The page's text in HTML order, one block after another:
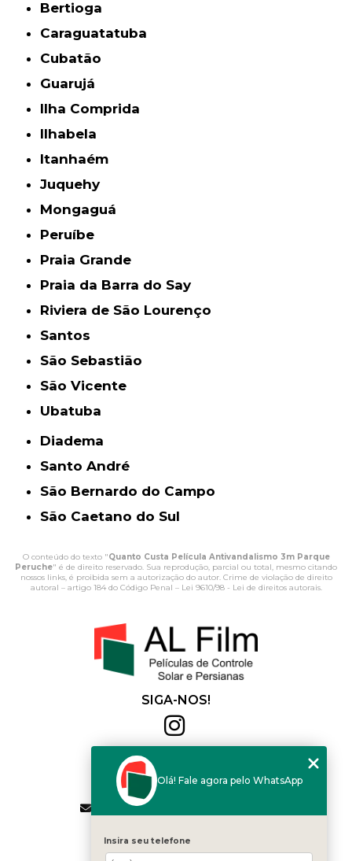
Bertioga
Caraguatatuba
Cubatão
Guarujá
Ilha Comprida
Ilhabela
Itanhaém
Juquehy
Mongaguá
Peruíbe
Praia Grande
Praia da Barra do Say
Riviera de São Lourenço
Santos
São Sebastião
São Vicente
Ubatuba
Diadema
Santo André
São Bernardo do Campo
São Caetano do Sul
O conteúdo do texto "Quanto Custa Película Antivandalismo 3m Parque
Peruche" é de direito reservado. Sua reprodução, parcial ou total, mesmo citando
nossos links, é proibida sem a autorização do autor. Crime de violação de direito
autoral – artigo 184 do Código Penal – Lei 9610/98 - Lei de direitos autorais.
SIGA-NOS!
(11) 2564-4684
(11) 94168-2041
contato.vendas@alfilm.com.br
MENU
HOME
Olá! Fale agora pelo WhatsApp
Insira seu telefone